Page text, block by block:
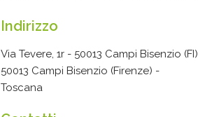
Indirizzo
Via Tevere, 1r - 50013 Campi Bisenzio (FI)
50013 Campi Bisenzio (Firenze) -
Toscana